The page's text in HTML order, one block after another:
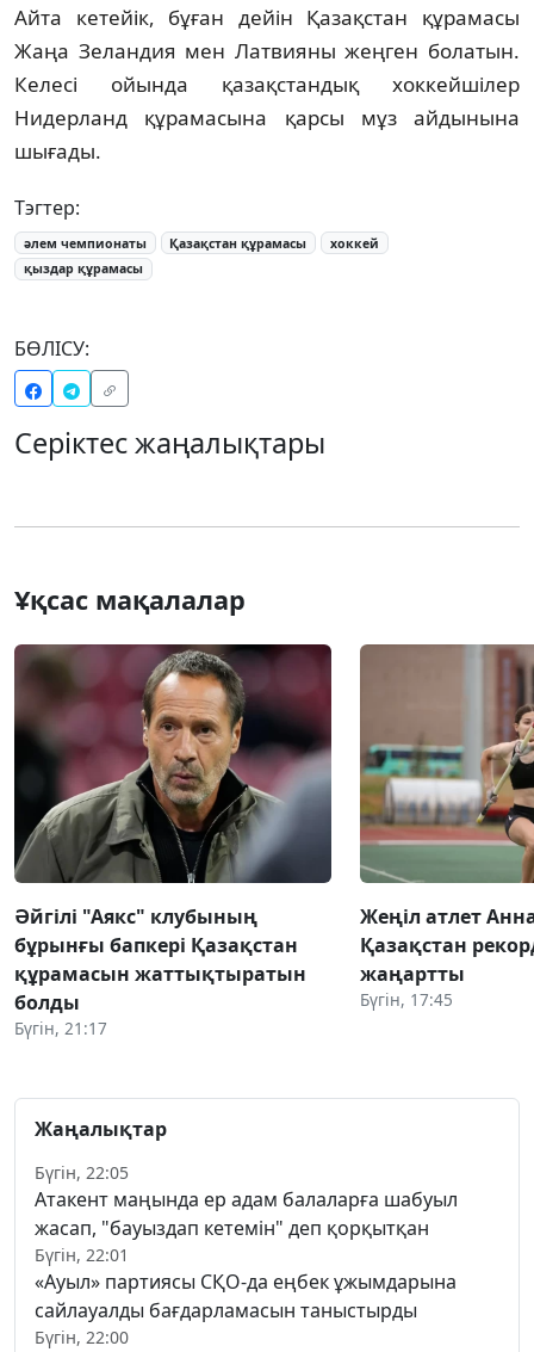
Айта кетейік, бұған дейін Қазақстан құрамасы
Жаңа Зеландия мен Латвияны жеңген болатын.
Келесі ойында қазақстандық хоккейшілер
Нидерланд құрамасына қарсы мұз айдынына
шығады.
Тэгтер:
әлем чемпионаты Қазақстан құрамасы
хоккей
қыздар құрамасы
БӨЛІСУ:
Серіктес жаңалықтары
Ұқсас мақалалар
Әйгілі "Аякс" клубының
бұрынғы бапкері Қазақстан
құрамасын жаттықтыратын
болды
Бүгін, 21:17
Жеңіл атлет
Қазақстан
жаңартты
Бүгін, 17:45
Жаңалықтар
Бүгін, 22:05
Атакент маңында ер адам балаларға шабуыл
жасап, "бауыздап кетемін" деп қорқытқан
Бүгін, 22:01
«Ауыл» партиясы СҚО-да еңбек ұжымдарына
сайлауалды бағдарламасын таныстырды
Бүгін, 22:00